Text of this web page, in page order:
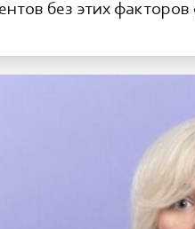
без этих